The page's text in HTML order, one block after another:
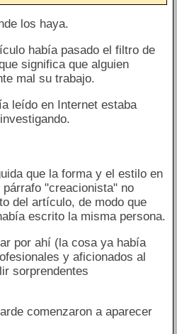
los haya.
había pasado el filtro de
significa que alguien
mal su trabajo.
leído en Internet estaba
que la forma y el estilo en
"creacionista" no
del artículo, de modo que
escrito la misma persona.
por ahí (la cosa ya había
y aficionados al
sorprendentes
comenzaron a aparecer